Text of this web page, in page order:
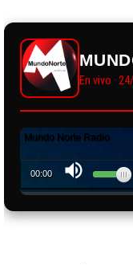
En vivo ·